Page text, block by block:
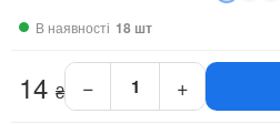
В наявності 18 шт
14 ₴ −
банка +